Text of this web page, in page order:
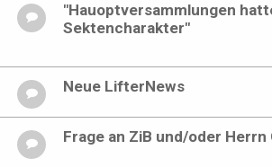
"Hauoptversammlungen
Sektencharakter"
Neue LifterNews
Frage an ZiB und/oder Herrn